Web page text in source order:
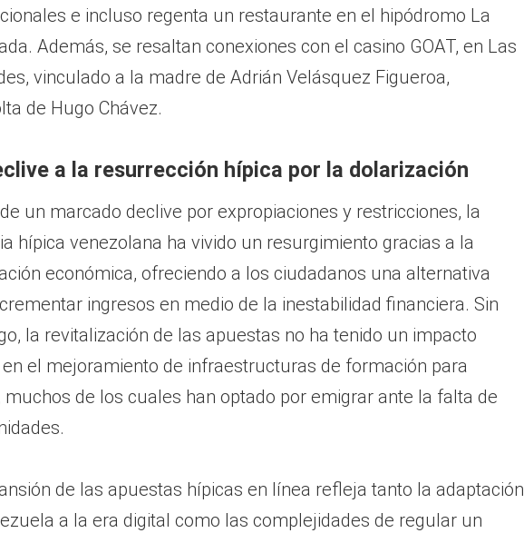
e incluso regenta un restaurante en el hipódromo La
Además, se resaltan conexiones con el casino GOAT, en Las
vinculado a la madre de Adrián Velásquez Figueroa,
de Hugo Chávez.
a la resurrección hípica por la dolarización
un marcado declive por expropiaciones y restricciones, la
hípica venezolana ha vivido un resurgimiento gracias a la
económica, ofreciendo a los ciudadanos una alternativa
ingresos en medio de la inestabilidad financiera. Sin
la revitalización de las apuestas no ha tenido un impacto
el mejoramiento de infraestructuras de formación para
muchos de los cuales han optado por emigrar ante la falta de
de las apuestas hípicas en línea refleja tanto la adaptación
a la era digital como las complejidades de regular un